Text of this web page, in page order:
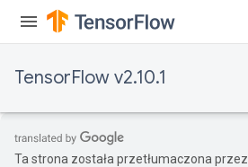
TensorFlow v2.10.1
Ta strona została przetłumaczona przez